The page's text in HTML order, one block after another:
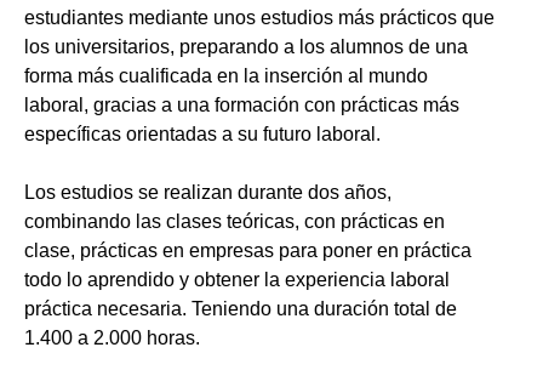
estudiantes mediante unos estudios más prácticos que
los universitarios, preparando a los alumnos de una
forma más cualificada en la inserción al mundo
laboral, gracias a una formación con prácticas más
específicas orientadas a su futuro laboral.
Los estudios se realizan durante dos años,
combinando las clases teóricas, con prácticas en
clase, prácticas en empresas para poner en práctica
todo lo aprendido y obtener la experiencia laboral
práctica necesaria. Teniendo una duración total de
1.400 a 2.000 horas.